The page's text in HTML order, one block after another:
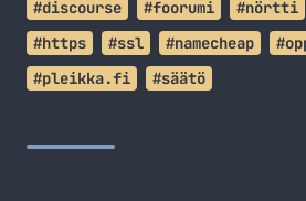
#discourse #foorumi #nörtti
#https
#ssl #namecheap
#pleikka.fi
#säätö